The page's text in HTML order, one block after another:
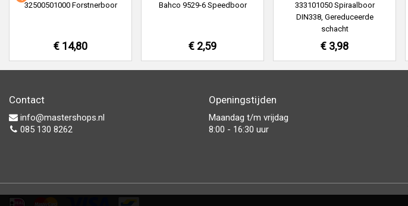
32500501000 Forstnerboor
€ 14,80
Bahco 9529-6 Speedboor
€ 2,59
333101050 Spiraalboor
DIN338, Gereduceerde
schacht
€ 3,98
Contact
info@mastershops.nl
085 130 8262
Openingstijden
Maandag t/m vrijdag
8:00 - 16:30 uur